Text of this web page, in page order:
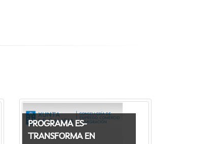
PROGRAMA ES-
TRANSFORMA EN